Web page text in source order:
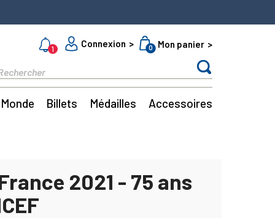
1
Connexion 0 Mon panier
Monde Billets Médailles Accessoires
2021 - 75 ans